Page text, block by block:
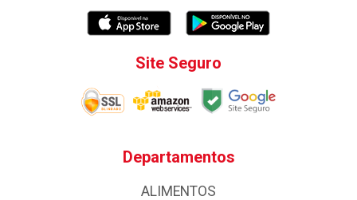
Site Seguro
Departamentos
ALIMENTOS